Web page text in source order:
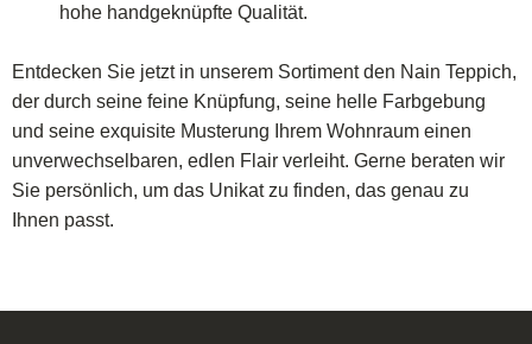
hohe handgeknüpfte Qualität.
Entdecken Sie jetzt in unserem Sortiment den Nain Teppich,
der durch seine feine Knüpfung, seine helle Farbgebung
und seine exquisite Musterung Ihrem Wohnraum einen
unverwechselbaren, edlen Flair verleiht. Gerne beraten wir
Sie persönlich, um das Unikat zu finden, das genau zu
Ihnen passt.